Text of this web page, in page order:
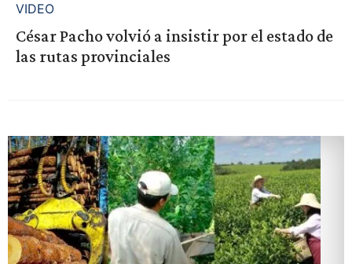
VIDEO
César Pacho volvió a insistir por el estado de
las rutas provinciales